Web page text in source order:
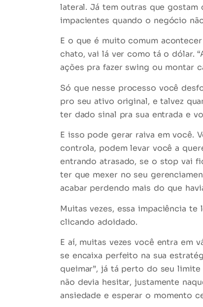
lateral. Já tem outras quegostam
impacientes quando o negócio
E o que é muito comum
chato, vai lá ver como tá o dólar.
ações pra fazer swing ou montar
Só que nesse processo você
pro seu ativo original, e talvez
ter dado sinal pra sua entrada e
E isso pode gerar raiva em você.
controla, podem levar você a
entrandoatrasado, se o stop vai
ter que mexer no seu
acabar perdendo mais do que
Muitas vezes, essa impaciência
clicando adoidado.
E aí, muitas vezes você entra em
se encaixa perfeito na sua
queimar”, já tá perto do seu limite
não devia hesitar, justamente
ansiedade e esperar o momento